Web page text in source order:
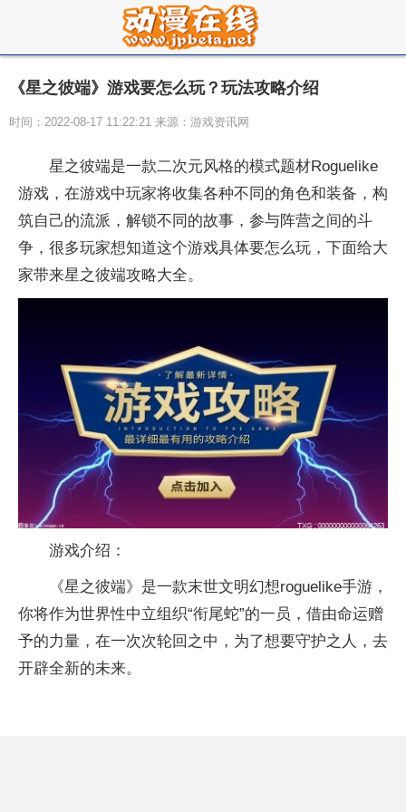
《星之彼端》游戏要怎么玩？玩法攻略介绍
时间：2022-08-17 11:22:21 来源：游戏资讯网
星之彼端是一款二次元风格的模式题材Roguelike
游戏，在游戏中玩家将收集各种不同的角色和装备，构
筑自己的流派，解锁不同的故事，参与阵营之间的斗
争，很多玩家想知道这个游戏具体要怎么玩，下面给大
家带来星之彼端攻略大全。
游戏介绍：
《星之彼端》是一款末世文明幻想roguelike手游，
你将作为世界性中立组织“衔尾蛇”的一员，借由命运赠
予的力量，在一次次轮回之中，为了想要守护之人，去
开辟全新的未来。